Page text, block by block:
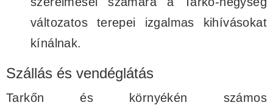
változatos terepei izgalmas kihívásokat
kínálnak.
Szállás és vendéglátás
Tarkőn és környékén számos